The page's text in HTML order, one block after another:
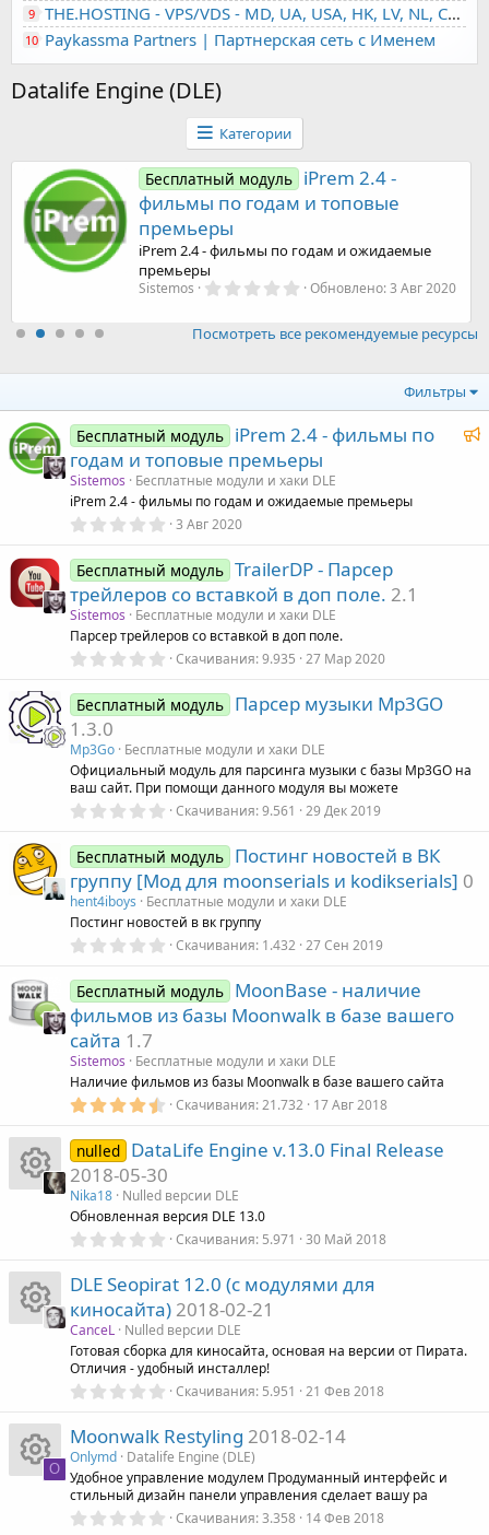
9 THE.HOSTING - VPS/VDS - MD, UA, USA, HK, LV, NL, CA, DE, SK, CZE, GB, IL, TR, PL, BG, RO, IT, FL, HU, PT.
10 Paykassma Partners | Партнерская сеть с Именем
Datalife Engine (DLE)
Категории
Бесплатный модуль iPrem 2.4 -
фильмы по годам и топовые
премьеры
iPrem 2.4 - фильмы по годам и ожидаемые
премьеры
Sistemos 0
0
з
ё
д
Обновлено:3 Авг 2020
Посмотреть все рекомендуемые ресурсы
Фильтры
Р
Бесплатный модуль iPrem 2.4 - фильмы по
годам и топовые премьеры
Sistemos
Бесплатные модули и хаки DLE
iPrem 2.4 - фильмы по годам и ожидаемые премьеры
0
0
з
в
ё
з
д
3 Авг 2020
Бесплатный модуль TrailerDP - Парсер
трейлеров со вставкой в доп поле. 2.1
Sistemos
Бесплатные модули и хаки DLE
Парсер трейлеров со вставкой в доп поле.
0
0
з
ё
з
д
Скачивания 9.935 27 Мар 2020
Бесплатный модуль Парсер музыки Mp3GO
1.3.0
Mp3Go Бесплатные модули и хаки DLE
Официальный модуль для парсинга музыки с базы Mp3GO на
ваш сайт. При помощи данного модуля вы можете
0
0
з
в
ё
з
д
Скачивания 9.561 29 Дек 2019
Бесплатный модуль Постинг новостей в ВК
группу [Мод для moonserials и kodikserials] 0
hent4iboys
Бесплатные модули и хаки DLE
Постинг новостей в вк группу
0
0
з
в
д
Скачивания 1.432 27 Сен 2019
Бесплатный модуль MoonBase - наличие
фильмов из базы Moonwalk в базе вашего
сайта 1.7
Sistemos
Бесплатные модули и хаки DLE
Наличие фильмов из базы Moonwalk в базе вашего сайта
4
0
в
ё
з
д
Скачивания 21.732 17 Авг 2018
к
о
а
р
nulled DataLife Engine v.13.0 Final Release
2018-05-30
Nika18 Nulled версии DLE
Обновленная версия DLE 13.0
0
0
з
в
ё
з
д
Скачивания 5.971 30 Май 2018
о
н
DLE Seopirat 12.0 (с модулями для
киносайта) 2018-02-21
CanceL Nulled версии DLE
Готовая сборка для киносайта, основая на версии от Пирата.
Отличия - удобный инсталлер!
0
0
з
в
ё
з
д
Скачивания 5.951 21 Фев 2018
O
Moonwalk Restyling 2018-02-14
Onlymd Datalife Engine (DLE)
Удобное управление модулем Продуманный интерфейс и
стильный дизайн панели управления сделает вашу ра
0Скачивания 3.358 14 Фев 2018